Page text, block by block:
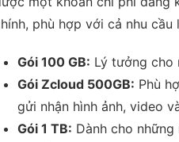
phù hợp với cả nhu
Gói 100 GB: Lý tưởng cho
Gói Zcloud 500GB: Phù
gửi nhận hình ảnh, video
Gói 1 TB: Dành cho